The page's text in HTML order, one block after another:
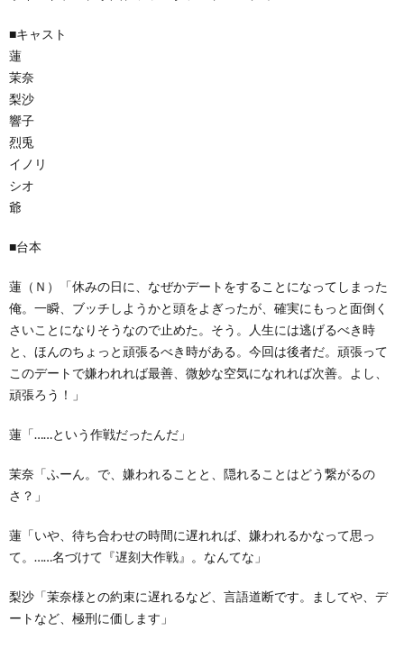
■キャスト
蓮
茉奈
梨沙
響子
烈兎
イノリ
シオ
爺
■台本
蓮（Ｎ）「休みの日に、なぜかデートをすることになってしまった
俺。一瞬、ブッチしようかと頭をよぎったが、確実にもっと面倒く
さいことになりそうなので止めた。そう。人生には逃げるべき時
と、ほんのちょっと頑張るべき時がある。今回は後者だ。頑張って
このデートで嫌われれば最善、微妙な空気になれれば次善。よし、
頑張ろう！」
蓮「……という作戦だったんだ」
茉奈「ふーん。で、嫌われることと、隠れることはどう繋がるの
さ？」
蓮「いや、待ち合わせの時間に遅れれば、嫌われるかなって思っ
て。……名づけて『遅刻大作戦』。なんてな」
梨沙「茉奈様との約束に遅れるなど、言語道断です。ましてや、デ
ートなど、極刑に価します」